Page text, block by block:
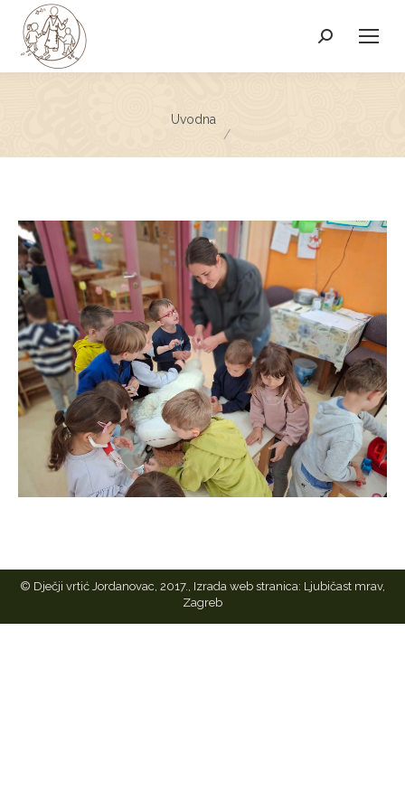
Search:
Uvodna
© Dječji vrtić Jordanovac, 2017., Izrada web stranica: Ljubičast mrav,
Zagreb